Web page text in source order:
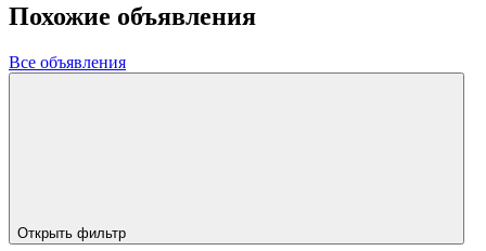
Похожие объявления
Все объявления
Открыть фильтр